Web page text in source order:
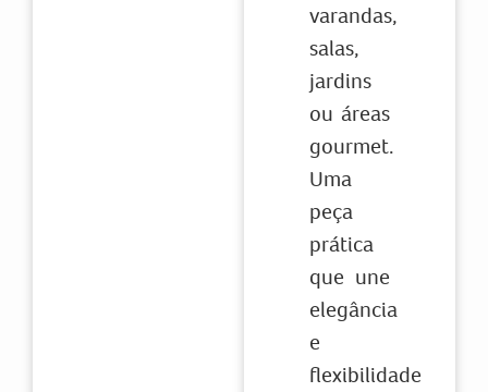
varandas,
salas,
jardins
ou áreas
gourmet.
Uma
peça
prática
que une
elegância
e
flexibilidade